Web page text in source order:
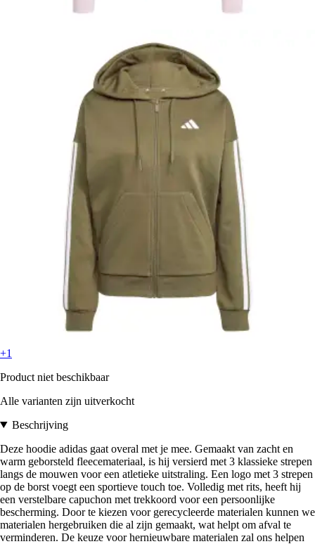
+1
Product niet beschikbaar
Alle varianten zijn uitverkocht
Beschrijving
Deze hoodie adidas gaat overal met je mee. Gemaakt van zacht en
warm geborsteld fleecemateriaal, is hij versierd met 3 klassieke strepen
langs de mouwen voor een atletieke uitstraling. Een logo met 3 strepen
op de borst voegt een sportieve touch toe. Volledig met rits, heeft hij
een verstelbare capuchon met trekkoord voor een persoonlijke
bescherming. Door te kiezen voor gerecycleerde materialen kunnen we
materialen hergebruiken die al zijn gemaakt, wat helpt om afval te
verminderen. De keuze voor hernieuwbare materialen zal ons helpen